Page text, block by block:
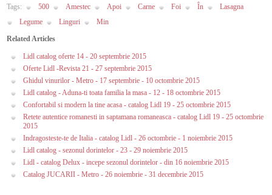
Tags:
500 Amestec Apoi Carne Foi În
Lasagna
Legume
Linguri
Min
Related Articles
Lidl catalog oferte 14 - 20 septembrie 2015
Oferte Lidl -Revista 21 - 27 septembrie 2015
Ghidul vinurilor - Metro - 17 septembrie - 10 octombrie 2015
Lidl catalog - Aduna-ti toata familia la masa - 12 - 18 octombrie 2015
Confortabil si modern la tine acasa - catalog Lidl 19 - 25 octombrie 2015
Retete autentice romanesti in saptamana romaneasca - catalog Lidl 19 - 25 octombrie
2015
Indragosteste-te de Italia - catalog Lidl - 26 octombrie - 1 noiembrie 2015
Lidl catalog - sezonul dorintelor - 23 - 29 noiembrie 2015
Lidl - catalog Delux - incepe sezonul dorintelor - din 16 noiembrie 2015
Catalog JUCARII - Metro - 26 noiembrie - 31 decembrie 2015